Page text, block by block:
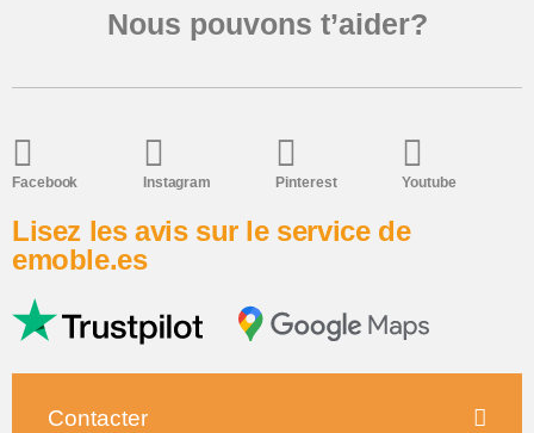
Nous pouvons t’aider?
Facebook Instagram Pinterest Youtube
Lisez les avis sur le service de
emoble.es
Contacter